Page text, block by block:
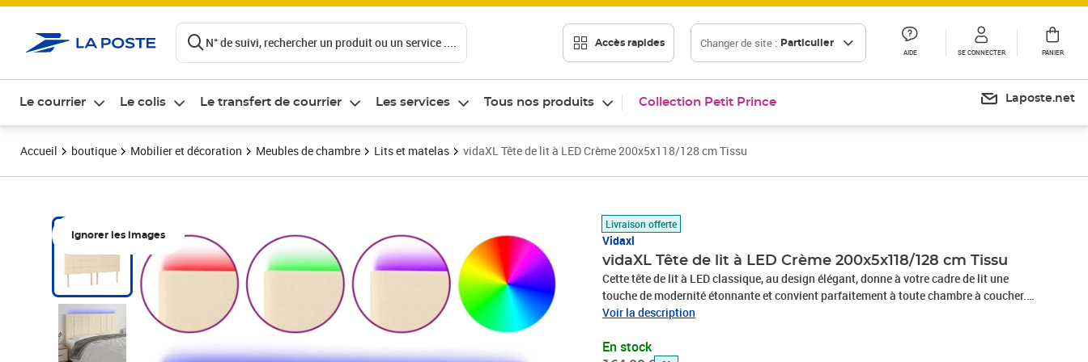
N° de suivi, rechercher un produit ou un service .... Accès rapides Changer de site : Particulier
AIDE SE CONNECTER PANIER
Le courrier Le colis Le transfert de courrier Les services Tous nos produits Collection Petit Prince Laposte.net
Accueil boutique Mobilier et décoration Meubles de chambre Lits et matelas vidaXL Tête de lit à LED Crème 200x5x118/128 cm Tissu
Ignorer les images
Livraison offerte
Vidaxl
vidaXL Tête de lit à LED Crème 200x5x118/128 cm Tissu
Cette tête de lit à LED classique, au design élégant, donne à votre cadre de lit une
touche de modernité étonnante et convient parfaitement à toute chambre à coucher.
Tissu durable : le tissu présente un aspect simple et épuré, et il est respirant et
colorées !Hauteur réglable : la tête de lit est réglable en hauteur selon vos
Voir la description
En stock
Prix barré 164,99 €
Prix 149,35€